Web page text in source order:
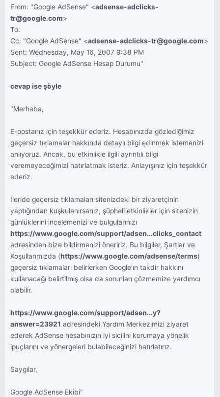
From: "Google AdSense" <adsense-adclicks-
tr@google.com>
To:
Cc: "Google AdSense" <adsense-adclicks-tr@google.com>
Sent: Wednesday, May 16, 2007 9:38 PM
Subject: Google AdSense Hesap Durumu"
cevap ise şöyle
"Merhaba,
E-postanız için teşekkür ederiz. Hesabınızda gözlediğimiz
geçersiz tıklamalar hakkında detaylı bilgi edinmek istemenizi
anlıyoruz. Ancak, bu etkinlikle ilgili ayrıntılı bilgi
veremeyeceğimizi hatırlatmak isteriz. Anlayışınız için teşekkür
ederiz.
İleride geçersiz tıklamaları sitenizdeki bir ziyaretçinin
yaptığından kuşkulanırsanız, şüpheli etkinlikler için sitenizin
günlüklerini incelemenizi ve bulgularınızı
https://www.google.com/support/adsen...clicks_contact
adresinden bize bildirmenizi öneririz. Bu bilgiler, Şartlar ve
Koşullarımızda (https://www.google.com/adsense/terms)
geçersiz tıklamaları belirlerken Google'ın takdir hakkını
kullanacağı belirtilmiş olsa da sorunları çözmemize yardımcı
olabilir.
https://www.google.com/support/adsen...y?
answer=23921 adresindeki Yardım Merkezimizi ziyaret
ederek AdSense hesabınızın iyi sicilini korumaya yönelik
ipuçlarını ve yönergeleri bulabileceğinizi hatırlatırız.
Saygılar,
Google AdSense Ekibi"